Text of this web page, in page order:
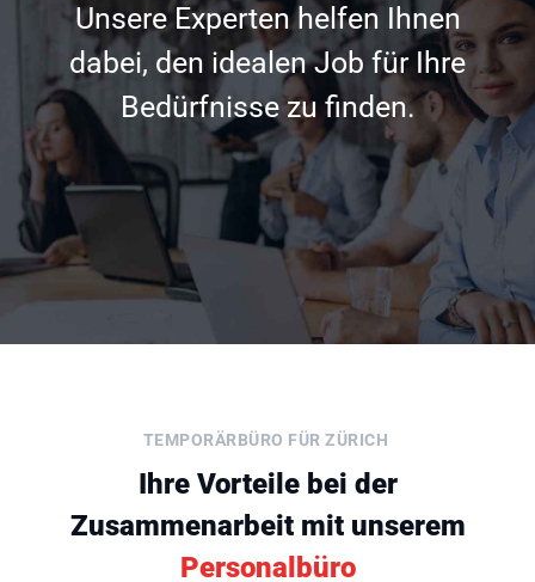
Unsere Experten helfen Ihnen
dabei, den idealen Job für Ihre
Bedürfnisse zu finden.
TEMPORÄRBÜRO FÜR ZÜRICH
Ihre Vorteile bei der
Zusammenarbeit mit unserem
Personalbüro